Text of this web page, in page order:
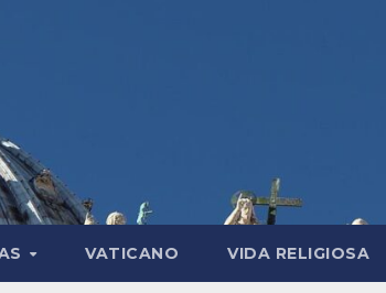
VATICANO VIDA RELIGIOSA